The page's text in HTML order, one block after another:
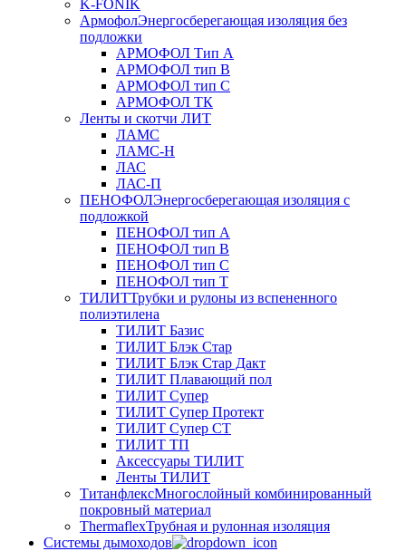
K-FONIK
АрмофолЭнергосберегающая изоляция без
подложки
АРМОФОЛ Тип А
АРМОФОЛ тип В
АРМОФОЛ тип C
АРМОФОЛ ТК
Ленты и скотчи ЛИТ
ЛАМС
ЛАМС-Н
ЛАС
ЛАС-П
ПЕНОФОЛЭнергосберегающая изоляция с
подложкой
ПЕНОФОЛ тип А
ПЕНОФОЛ тип B
ПЕНОФОЛ тип C
ПЕНОФОЛ тип T
ТИЛИТТрубки и рулоны из вспененного
полиэтилена
ТИЛИТ Базис
ТИЛИТ Блэк Стар
ТИЛИТ Блэк Стар Дакт
ТИЛИТ Плавающий пол
ТИЛИТ Супер
ТИЛИТ Супер Протект
ТИЛИТ Супер СТ
ТИЛИТ ТП
Аксессуары ТИЛИТ
Ленты ТИЛИТ
ТитанфлексМногослойный комбинированный
покровный материал
ThermaflexТрубная и рулонная изоляция
Cистемы дымоходов